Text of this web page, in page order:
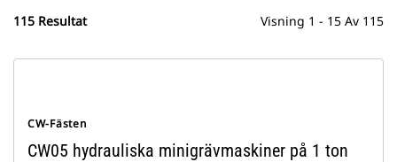
115 Resultat Visning 1 - 15 Av 115
CW-Fästen
CW05 hydrauliska minigrävmaskiner på 1 ton